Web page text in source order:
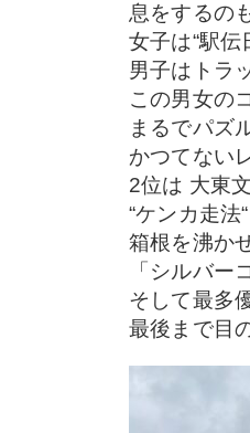
息をするの
女子は“駅伝
男子はトラ
この男女の
まるでパズ
かつてない
2位は 大東
“ケンカ走法
箱根を沸か
「シルバー
そして最多
最後まで目